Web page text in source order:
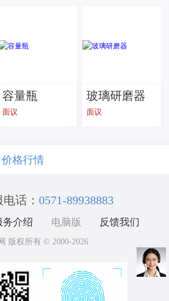
容量瓶
面议
玻璃研磨器
面议
价格行情
话： 0571-89938883
务介绍 电脑版 反馈我们
版权所有 © 2000-2026